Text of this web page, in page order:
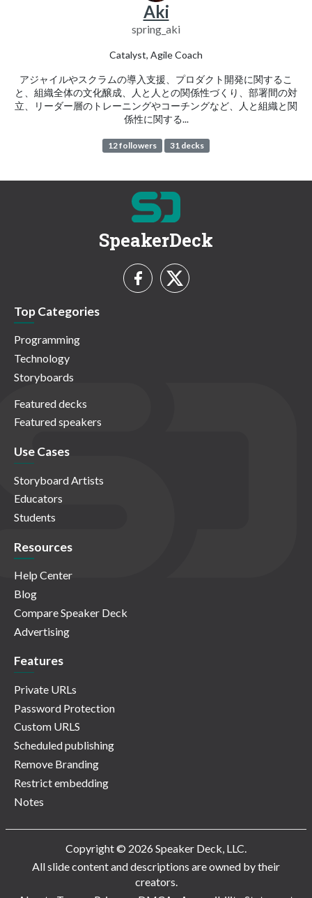
Aki
spring_aki
Catalyst, Agile Coach
アジャイルやスクラムの導入支援、プロダクト開発に関するこ
と、組織全体の文化醸成、人と人との関係性づくり、部署間の対
立、リーダー層のトレーニングやコーチングなど、人と組織と関
係性に関する...
12 followers 31 decks
SpeakerDeck
Top Categories
Programming
Technology
Storyboards
Featured decks
Featured speakers
Use Cases
Storyboard Artists
Educators
Students
Resources
Help Center
Blog
Compare Speaker Deck
Advertising
Features
Private URLs
Password Protection
Custom URLS
Scheduled publishing
Remove Branding
Restrict embedding
Notes
Copyright © 2026 Speaker Deck, LLC.
All slide content and descriptions are owned by their
creators.